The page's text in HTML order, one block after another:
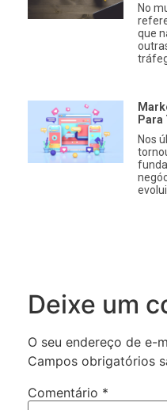
No
que
Para
Nos
Deixe um
O seu endereço de e-
Campos obrigatórios
Comentário *